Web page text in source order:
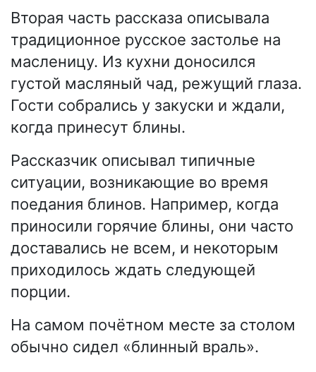
Вторая часть рассказа описывала
традиционное русское застолье на
масленицу. Из кухни доносился
густой масляный чад, режущий глаза.
Гости собрались у закуски и ждали,
когда принесут блины.
Рассказчик описывал типичные
ситуации, возникающие во время
поедания блинов. Например, когда
приносили горячие блины, они часто
доставались не всем, и некоторым
приходилось ждать следующей
порции.
На самом почётном месте за столом
обычно сидел «блинный враль».